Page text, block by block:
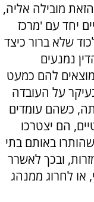
מובילה אליה,
יחד עם 'מרכז
שלא ברור כיצד
נמנעים
להם כמעט
על העובדה
כשהם עומדים
הם יצטרכו
שהותרו באותם בתי
ובכך לאשרר
לחרוג ממנהג